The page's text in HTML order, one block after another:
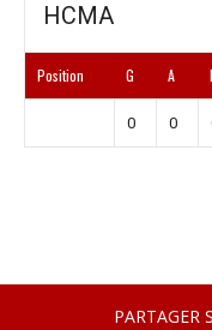
HCMA
Position G A
0 0
PARTAGER